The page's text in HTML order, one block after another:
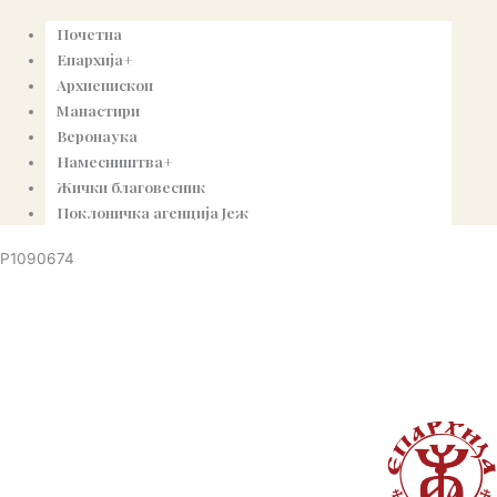
Почетна
Епархија+
Архиепископ
Манастири
Веронаука
Намесништва+
Жички благовесник
Поклоничка агенција Јеж
P1090674